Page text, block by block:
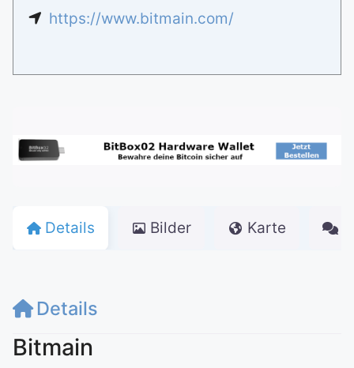
https://www.bitmain.com/
Details Bilder Karte
Details
Bitmain